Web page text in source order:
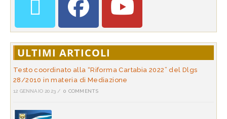
ULTIMI ARTICOLI
Testo coordinato alla “Riforma Cartabia 2022” del Dlgs
28/2010 in materia di Mediazione
12 GENNAIO 2023 / 0 COMMENTS